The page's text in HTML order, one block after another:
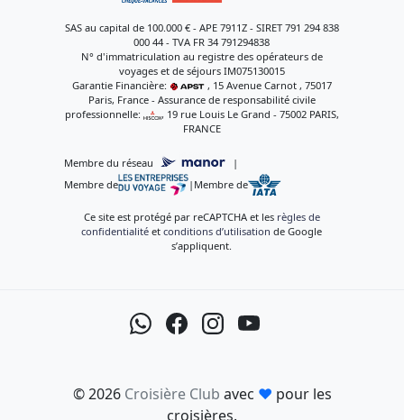
SAS au capital de 100.000 € - APE 7911Z - SIRET 791 294 838
000 44 - TVA FR 34 791294838
N° d'immatriculation au registre des opérateurs de
voyages et de séjours IM075130015
Garantie Financière:
, 15 Avenue Carnot , 75017
Paris, France - Assurance de responsabilité civile
professionnelle:
, 19 rue Louis Le Grand - 75002 PARIS,
FRANCE
Membre du réseau
|
Membre de
| Membre de
Ce site est protégé par reCAPTCHA et les règles de
confidentialité etconditions d’utilisation de Google
s’appliquent.
© 2026 Croisière Club avec ♥ pour les
croisières.